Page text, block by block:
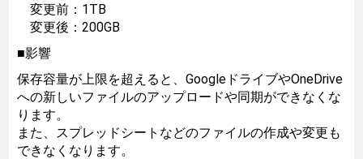
変更前：1TB
変更後：200GB
■影響
保存容量が上限を超えると、GoogleドライブやOneDrive
への新しいファイルのアップロードや同期ができなくな
ります。
また、スプレッドシートなどのファイルの作成や変更も
できなくなります。